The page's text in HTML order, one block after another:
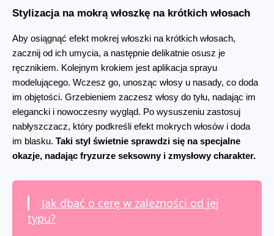
Stylizacja na mokrą włoszkę na krótkich włosach
Aby osiągnąć efekt mokrej włoszki na krótkich włosach,
zacznij od ich umycia, a następnie delikatnie osusz je
ręcznikiem. Kolejnym krokiem jest aplikacja sprayu
modelującego. Wczesz go, unosząc włosy u nasady, co doda
im objętości. Grzebieniem zaczesz włosy do tyłu, nadając im
elegancki i nowoczesny wygląd. Po wysuszeniu zastosuj
nabłyszczacz, który podkreśli efekt mokrych włosów i doda
im blasku. Taki styl świetnie sprawdzi się na specjalne
okazje, nadając fryzurze seksowny i zmysłowy charakter.
Jak dbać o cerę w zależności od jej
typu?